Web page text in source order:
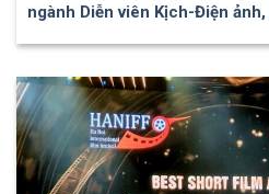
ngành Diễn viên Kịch-Điện ảnh,